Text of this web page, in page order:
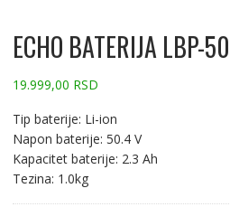
ECHO BATERIJA LBP-
19.999,00 RSD
Tip baterije: Li-ion
Napon baterije: 50.4 V
Kapacitet baterije: 2.3 Ah
Tezina: 1.0kg